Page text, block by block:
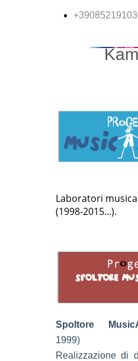
Laboratori
(1998-2015...).
Spoltore
1999)
Realizzazione di